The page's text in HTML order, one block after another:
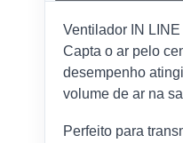
Ventilador IN
Capta o ar pelo
desempenho
volume de ar na
Perfeito para